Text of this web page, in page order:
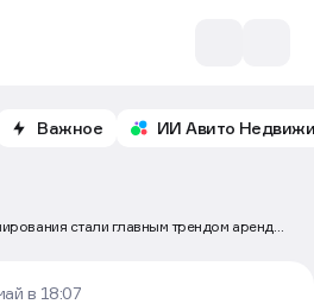
Важное ИИ Авито
стали главным трендом аренды
в 18:07